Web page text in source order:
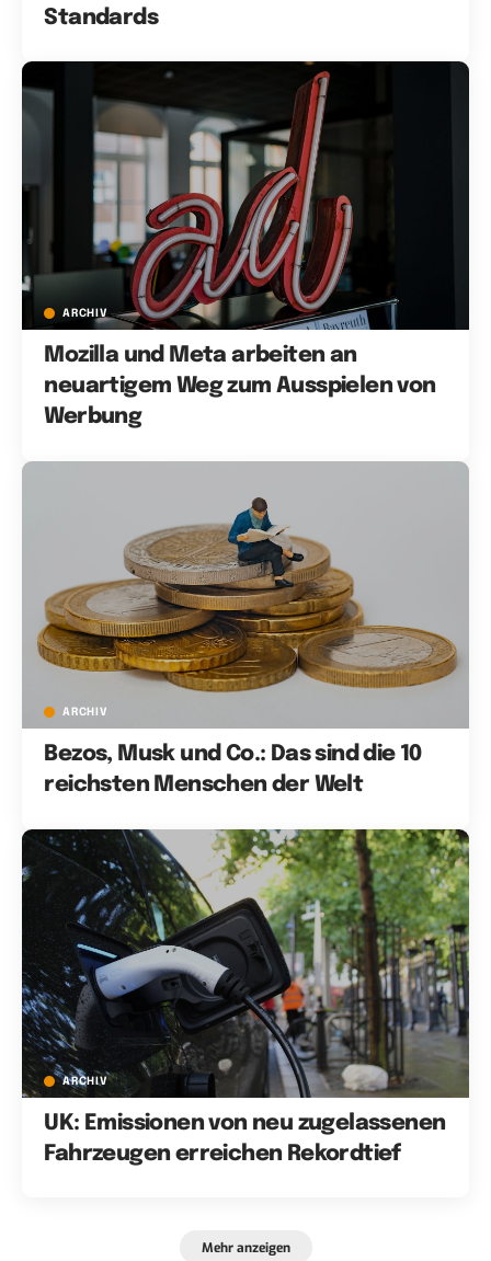
Standards
ARCHIV
Mozilla und Meta arbeiten an
neuartigem Weg zum Ausspielen von
Werbung
ARCHIV
Bezos, Musk und Co.: Das sind die 10
reichsten Menschen der Welt
ARCHIV
UK: Emissionen von neu zugelassenen
Fahrzeugen erreichen Rekordtief
Mehr anzeigen